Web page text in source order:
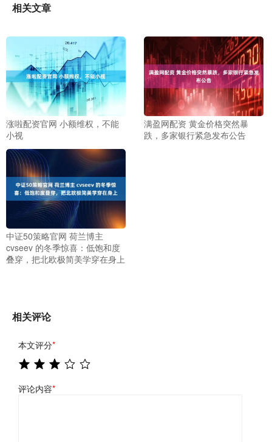
相关文章
涨啦配资官网 小额维权，不能
小视
满盈网配资 黄金价格突然暴
跌，多家银行紧急发布公告
中证50策略官网 荷兰博主
cvseev 的冬季惊喜：低饱和度
叠穿，把北欧极简美学穿在身上
相关评论
本文评分*
评论内容*